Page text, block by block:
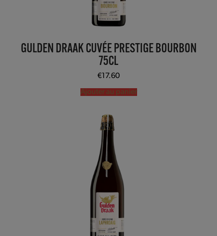
GULDEN DRAAK CUVÉE PRESTIGE BOURBON
75CL
€ 17.60
Ajouter au panier